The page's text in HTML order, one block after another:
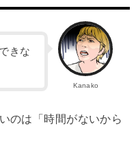
Kanako
きな
のは「時間がないから